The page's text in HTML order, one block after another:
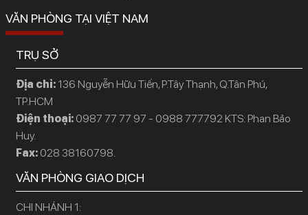
VĂN PHÒNG TẠI VIỆT NAM
TRỤ SỞ
Địa chỉ: 136 Nguyễn Hữu Tiến, P.Tây Thạnh, Q.Tân Phú,
TP.HCM
Điện thoại: 0987 77 77 97 - 0988 777792 KTS: Phan Bảo
Huy.
Fax: 028 38160798.
VĂN PHÒNG GIAO DỊCH
CHI NHÁNH 1: